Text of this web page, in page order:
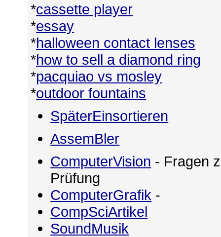
*cassette player
*essay
*halloween contact lenses
*how to sell a diamond ring
*pacquiao vs mosley
*outdoor fountains
SpäterEinsortieren
AssemBler
ComputerVision - Fragen
Prüfung
ComputerGrafik -
CompSciArtikel
SoundMusik